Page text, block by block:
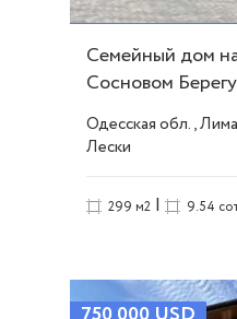
Семейный дом
Сосновом
линии ID 52996
Одесская обл.,
Лески
299 м2 | 9.54